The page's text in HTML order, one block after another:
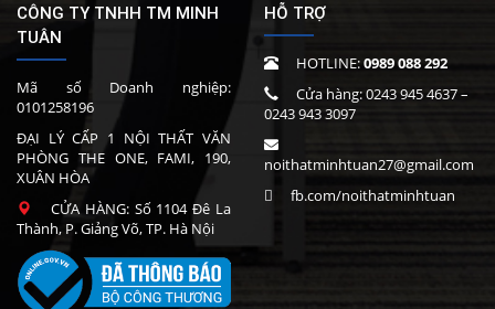
CÔNG TY TNHH TM MINH
TUÂN
Mã số Doanh nghiệp:
0101258196
ĐẠI LÝ CẤP 1 NỘI THẤT VĂN
PHÒNG THE ONE, FAMI, 190,
XUÂN HÒA
CỬA HÀNG: Số 1104 Đê La
Thành, P. Giảng Võ, TP. Hà Nội
HỖ TRỢ
HOTLINE:0989 088 292
Cửa hàng:0243 945 4637–
0243 943 3097
noithatminhtuan27@gmail.com
fb.com/noithatminhtuan